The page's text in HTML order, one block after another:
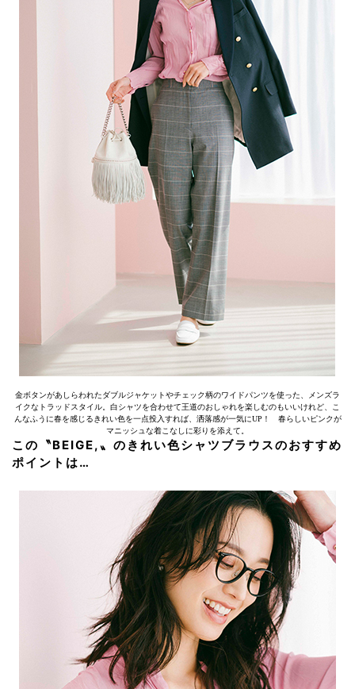
金ボタンがあしらわれたダブルジャケットやチェック柄のワイドパンツを使った、メンズラ
イクなトラッドスタイル。白シャツを合わせて王道のおしゃれを楽しむのもいいけれど、こ
んなふうに春を感じるきれい色を一点投入すれば、洒落感が一気にUP！ 春らしいピンクが
マニッシュな着こなしに彩りを添えて。
この〝BEIGE,〟のきれい色シャツブラウスのおすすめ
ポイントは…